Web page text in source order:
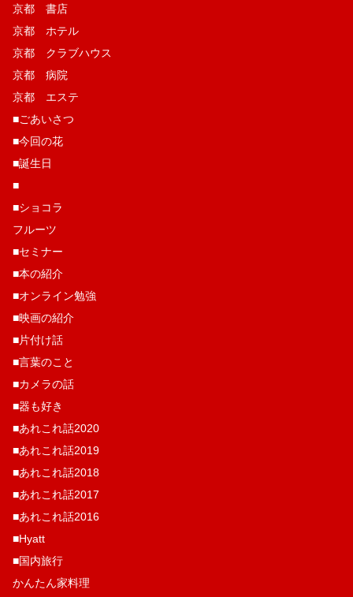
京都 書店
京都 ホテル
京都 クラブハウス
京都 病院
京都 エステ
■ごあいさつ
■今回の花
■誕生日
■
■ショコラ
フルーツ
■セミナー
■本の紹介
■オンライン勉強
■映画の紹介
■片付け話
■言葉のこと
■カメラの話
■器も好き
■あれこれ話2020
■あれこれ話2019
■あれこれ話2018
■あれこれ話2017
■あれこれ話2016
■Hyatt
■国内旅行
かんたん家料理